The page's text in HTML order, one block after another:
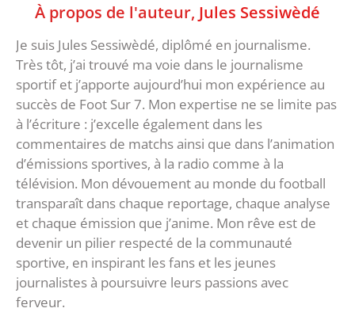
À propos de l'auteur, Jules Sessiwèdé
Je suis Jules Sessiwèdé, diplômé en journalisme.
Très tôt, j’ai trouvé ma voie dans le journalisme
sportif et j’apporte aujourd’hui mon expérience au
succès de Foot Sur 7. Mon expertise ne se limite pas
à l’écriture : j’excelle également dans les
commentaires de matchs ainsi que dans l’animation
d’émissions sportives, à la radio comme à la
télévision. Mon dévouement au monde du football
transparaît dans chaque reportage, chaque analyse
et chaque émission que j’anime. Mon rêve est de
devenir un pilier respecté de la communauté
sportive, en inspirant les fans et les jeunes
journalistes à poursuivre leurs passions avec
ferveur.